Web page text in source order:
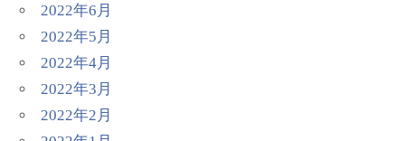
2022年6月
2022年5月
2022年4月
2022年3月
2022年2月